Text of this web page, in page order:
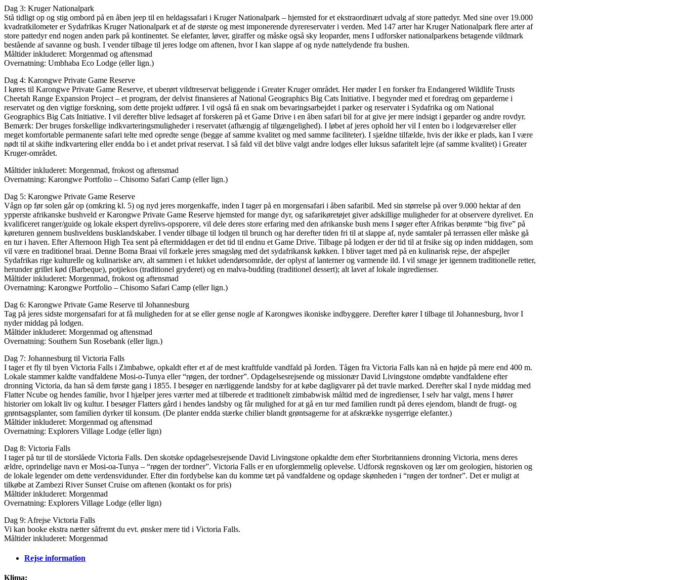
Dag 3: Kruger Nationalpark
Stå tidligt op og stig ombord på en åben jeep til en heldagssafari i Kruger Nationalpark – hjemsted for et ekstraordinært udvalg af store pattedyr. Med sine over 19.000
kvadratkilometer er Sydafrikas Kruger Nationalpark et af de største og mest imponerende dyrereservater i verden. Med 147 arter har Kruger Nationalpark flere arter af
store pattedyr end nogen anden park på kontinentet. Se elefanter, løver, giraffer og måske også sky leoparder, mens I udforsker nationalparkens betagende vildmark
bestående af savanne og bush. I vender tilbage til jeres lodge om aftenen, hvor I kan slappe af og nyde nattelydende fra bushen.
Måltider inkluderet: Morgenmad og aftensmad
Overnatning: Umbhaba Eco Lodge (eller lign.)
Dag 4: Karongwe Private Game Reserve
I køres til Karongwe Private Game Reserve, et uberørt vildtreservat beliggende i Greater Kruger området. Her møder I en forsker fra Endangered Wildlife Trusts
Cheetah Range Expansion Project – et program, der delvist finansieres af National Geographics Big Cats Initiative. I begynder med et foredrag om geparderne i
reservatet og den vigtige forskning, som dette projekt udfører. I vil også få en snak om bevaringsarbejdet i parker og reservater i Sydafrika og om National
Geographics Big Cats Initiative. I vil derefter blive ledsaget af forskeren på et Game Drive i en åben safari bil for at give jer mere indsigt i geparder og andre rovdyr.
Bemærk: Der bruges forskellige indkvarteringsmuligheder i reservatet (afhængig af tilgængelighed). I løbet af jeres ophold her vil I enten bo i lodgeværelser eller
meget komfortable permanente safari telte med opredte senge (begge af samme kvalitet og med samme faciliteter). I sjældne tilfælde, hvis der ikke er plads, kan I være
nødt til at skifte indkvartering eller endda bo i et andet privat reservat. I så fald vil det blive valgt andre lodges eller luksus safaritelt lejre (af samme kvalitet) i Greater
Kruger-området.
Måltider inkluderet: Morgenmad, frokost og aftensmad
Overnatning: Karongwe Portfolio – Chisomo Safari Camp (eller lign.)
Dag 5: Karongwe Private Game Reserve
Vågn op før solen går op (omkring kl. 5) og nyd jeres morgenkaffe, inden I tager på en morgensafari i åben safaribil. Med sin størrelse på over 9.000 hektar af den
ypperste afrikanske bushveld er Karongwe Private Game Reserve hjemsted for mange dyr, og safarikøretøjet giver adskillige muligheder for at observere dyrelivet. En
kvalificeret ranger/guide og lokale ekspert dyrelivs-opsporere, vil dele deres store erfaring med den afrikanske bush mens I søger efter Afrikas berømte “big five” på
køreturen gennem bushveldens busklandskaber. I vender tilbage til lodgen til brunch og har derefter tiden fri til at slappe af, nyde samtaler på terrassen eller måske gå
en tur i haven. Efter Afternoon High Tea sent på eftermiddagen er det tid til endnu et Game Drive. Tilbage på lodgen er der tid til at frsike sig op inden middagen, som
vil være en traditionel braai. Denne Boma Braai vil forkæle jeres smagsløg med det sydafrikansk køkken. I bliver taget med på en kulinarisk rejse, der afspejler
Sydafrikas rige kulturelle og kulinariske arv, alt sammen i et lukket udendørsområde, der oplyst af lanterner og varmende ild. I vil smage jer igennem traditionelle retter,
herunder grillet kød (Barbeque), potjiekos (traditionel gryderet) og en malva-budding (traditionel dessert); alt lavet af lokale ingredienser.
Måltider inkluderet: Morgenmad, frokost og aftensmad
Overnatning: Karongwe Portfolio – Chisomo Safari Camp (eller lign.)
Dag 6: Karongwe Private Game Reserve til Johannesburg
Tag på jeres sidste morgensafari for at få muligheden for at se eller gense nogle af Karongwes ikoniske indbyggere. Derefter kører I tilbage til Johannesburg, hvor I
nyder middag på lodgen.
Måltider inkluderet: Morgenmad og aftensmad
Overnatning: Southern Sun Rosebank (eller lign.)
Dag 7: Johannesburg til Victoria Falls
I tager et fly til byen Victoria Falls i Zimbabwe, opkaldt efter et af de mest kraftfulde vandfald på Jorden. Tågen fra Victoria Falls kan nå en højde på mere end 400 m.
Lokale stammer kaldte vandfaldene Mosi-o-Tunya eller “røgen, der tordner”. Opdagelsesrejsende og missionær David Livingstone omdøbte vandfaldene efter
dronning Victoria, da han så dem første gang i 1855. I besøger en nærliggende landsby for at købe dagligvarer på det travle marked. Derefter skal I nyde middag med
Flatter Ncube og hendes familie, hvor I hjælper jeres værter med at tilberede et traditionelt zimbabwisk måltid med de ingredienser, I selv har valgt, mens I hører
historier om lokalt liv og kultur. I besøger Flatters gård i hendes landsby og får mulighed for at gå en tur med familien rundt på deres ejendom, blandt de frugt- og
grøntsagsplanter, som familien dyrker til konsum. (De planter endda stærke chilier blandt grøntsagerne for at afskrække nysgerrige elefanter.)
Måltider inkluderet: Morgenmad og aftensmad
Overnatning: Explorers Village Lodge (eller lign)
Dag 8: Victoria Falls
I tager på tur til de storslåede Victoria Falls. Den skotske opdagelsesrejsende David Livingstone opkaldte dem efter Storbritanniens dronning Victoria, mens deres
ældre, oprindelige navn er Mosi-oa-Tunya – “røgen der tordner”. Victoria Falls er en uforglemmelig oplevelse. Udforsk regnskoven og lær om geologien, historien og
de lokale legender om dette verdensvidunder. Efter din fordybelse kan du komme tæt på vandfaldene og opdage skønheden i “røgen der tordner”. Det er muligt at
tilkøbe at Zambezi River Sunset Cruise om aftenen (kontakt os for pris)
Måltider inkluderet: Morgenmad
Overnatning: Explorers Village Lodge (eller lign)
Dag 9: Afrejse Victoria Falls
Vi kan booke ekstra nætter såfremt du evt. ønsker mere tid i Victoria Falls.
Måltider inkluderet: Morgenmad
Rejse information
Klima: